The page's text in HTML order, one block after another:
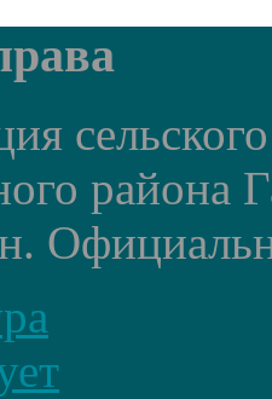
района